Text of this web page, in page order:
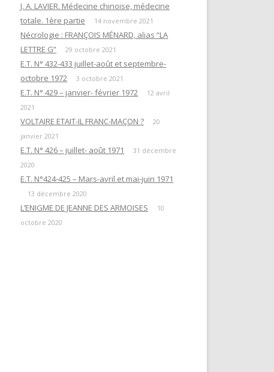
LES DOUZE TRAVAUX D’HERCULE
« QUESTIONS DE RITUELS »
SUIVANT L’ŒUVRE DE R. GUÉNON
ET SES LETTRES À M. MAUGY / D.
MAÇONNERIE PAR L’HERMÉTISME
MAÇONNERIE”
AVERTISSEMENT
J. A. LAVIER. Médecine chinoise, médecine
totale. 1ère partie
14 novembre 2021
Nécrologie : FRANÇOIS MÉNARD, alias “LA
LETTRE G”
29 octobre 2021
E.T. N° 432-433 juillet-août et septembre-
octobre 1972
3 octobre 2021
E.T. N° 429 – janvier- février 1972
12 avril
2021
VOLTAIRE ETAIT-IL FRANC-MAÇON ?
20
janvier 2021
E.T. N° 426 – juillet- août 1971
31 décembre
2020
E.T. N°424-425 – Mars-avril et mai-juin 1971
13 décembre 2020
L’ENIGME DE JEANNE DES ARMOISES
10
octobre 2020